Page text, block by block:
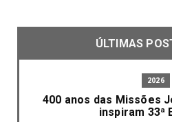
ÚLTIMAS
2026
400 anos das Missões
inspiram 33ª